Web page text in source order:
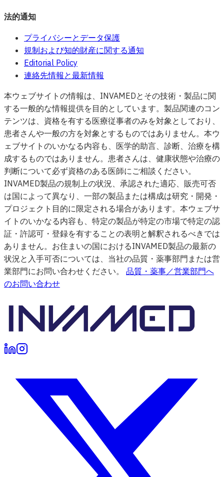
法的通知
プライバシーとデータ保護
規制および知的財産に関する通知
Editorial Policy
連絡先情報と最新情報
本ウェブサイトの情報は、INVAMEDとその技術・製品に関
する一般的な情報提供を目的としています。製品関連のコン
テンツは、資格を有する医療従事者のみを対象としており、
患者さんや一般の方を対象とするものではありません。本ウ
ェブサイトのいかなる内容も、医学的助言、診断、治療を構
成するものではありません。患者さんは、健康状態や治療の
判断について必ず資格のある医師にご相談ください。
INVAMED製品の規制上の状況、承認された適応、販売可否
は国によって異なり、一部の製品または構成は研究・開発・
プロジェクト目的に限定される場合があります。本ウェブサ
イトのいかなる内容も、特定の製品が特定の市場で特定の認
証・許認可・登録を有することの表明と解釈されるべきでは
ありません。お住まいの国におけるINVAMED製品の最新の
状況と入手可否については、当社の品質・薬事部門または営
業部門にお問い合わせください。
品質・薬事／営業部門へ
のお問い合わせ